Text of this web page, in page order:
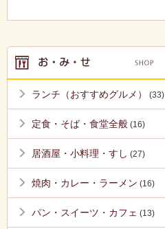
ランチ（おすすめグルメ） (33)
定食・そば・食堂全般 (16)
居酒屋・小料理・すし (27)
焼肉・カレー・ラーメン (16)
パン・スイーツ・カフェ (13)